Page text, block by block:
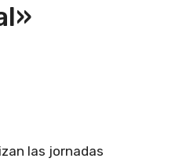
las jornadas